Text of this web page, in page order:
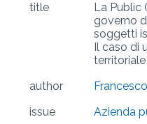
title
La Public
governo
soggetti
Il caso di
author
issue
Azienda